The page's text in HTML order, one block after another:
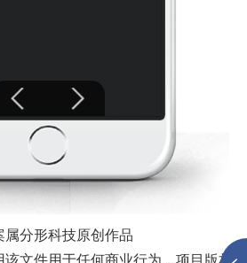
属分形科技原创作品
文件用于任何商业行为，项目版权